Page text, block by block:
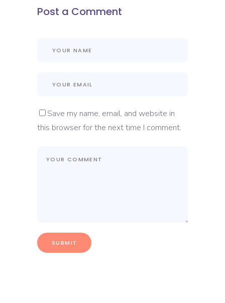
Post a Comment
Save my name, email, and website in
this browser for the next time I comment.